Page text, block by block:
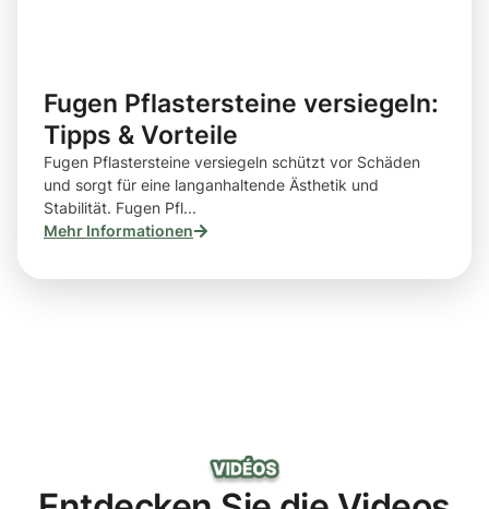
Fugen Pflastersteine versiegeln:
Tipps & Vorteile
Fugen Pflastersteine versiegeln schützt vor Schäden
und sorgt für eine langanhaltende Ästhetik und
Stabilität. Fugen Pfl...
Mehr Informationen